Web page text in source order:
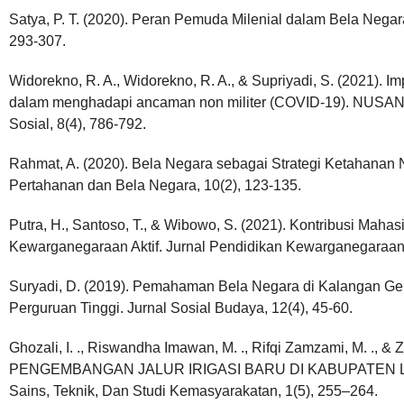
Satya, P. T. (2020). Peran Pemuda Milenial dalam Bela
293-307.
Widorekno, R. A., Widorekno, R. A., & Supriyadi, S. (2021).
dalam menghadapi ancaman non militer (COVID-19).
Sosial, 8(4), 786-792.
Rahmat, A. (2020). Bela Negara sebagai Strategi
Pertahanan dan Bela Negara, 10(2), 123-135.
Putra, H., Santoso, T., & Wibowo, S. (2021). Kontribusi
Kewarganegaraan Aktif. Jurnal Pendidikan
Suryadi, D. (2019). Pemahaman Bela Negara di Kalangan
Perguruan Tinggi. Jurnal Sosial Budaya, 12(4), 45-60.
Ghozali, I. ., Riswandha Imawan, M. ., Rifqi Zamzami, M. ., &
PENGEMBANGAN JALUR IRIGASI BARU DI KABUPATEN
Sains, Teknik, Dan Studi Kemasyarakatan, 1(5), 255–264.